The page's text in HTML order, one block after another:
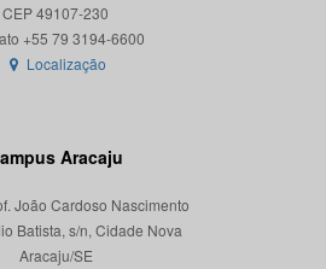
CEP 49107-230
Localização
Aracaju
João Cardoso Nascimento
Batista, s/n, Cidade Nova
Aracaju/SE